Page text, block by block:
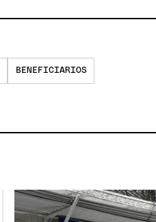
BENEFICIARIOS